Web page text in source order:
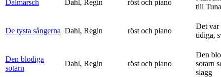
Dalmarsch Dahl, Regin röst och piano
till Tuna
De tysta sångerna Dahl, Regin röst och piano
Det var
tidiga,
Den blodiga
sotarn
Dahl, Regin röst och piano
Den
sotarn
slagg